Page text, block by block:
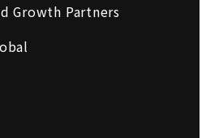
Growth Partners